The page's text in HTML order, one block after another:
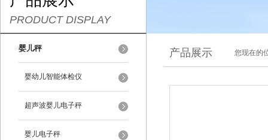
PRODUCT DISPLAY
婴儿秤
婴幼儿智能体检仪
超声波婴儿电子秤
婴儿电子秤
产品展示 您现在的